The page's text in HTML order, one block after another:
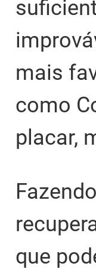
mais
como
placar,
que